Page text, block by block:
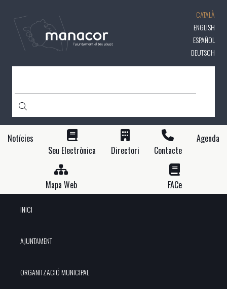
contingut
CATALÀ
ENGLISH
ESPAÑOL
DEUTSCH
Notícies
Seu Electrònica
Directori Contacte
Agenda
Mapa Web FACe
INICI
AJUNTAMENT
ORGANITZACIÓ MUNICIPAL